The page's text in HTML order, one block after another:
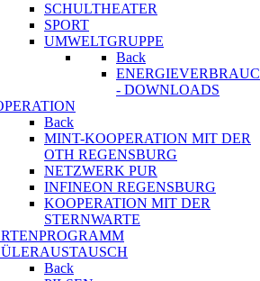
SCHULTHEATER
SPORT
UMWELTGRUPPE
Back
- DOWNLOADS
Back
MINT-KOOPERATION MIT DER
OTH REGENSBURG
NETZWERK PUR
INFINEON REGENSBURG
KOOPERATION MIT DER
STERNWARTE
Back